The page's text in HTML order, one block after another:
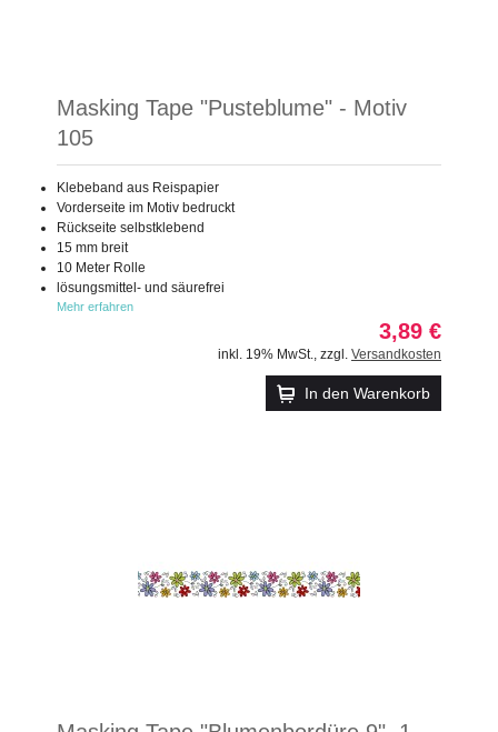
Masking Tape "Pusteblume" - Motiv
105
Klebeband aus Reispapier
Vorderseite im Motiv bedruckt
Rückseite selbstklebend
15 mm breit
10 Meter Rolle
lösungsmittel- und säurefrei
Mehr erfahren
3,89 €
inkl. 19% MwSt. zzgl. Versandkosten
In den Warenkorb